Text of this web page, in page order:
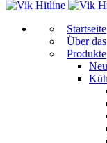
Start­sei­te
Über
Produkte